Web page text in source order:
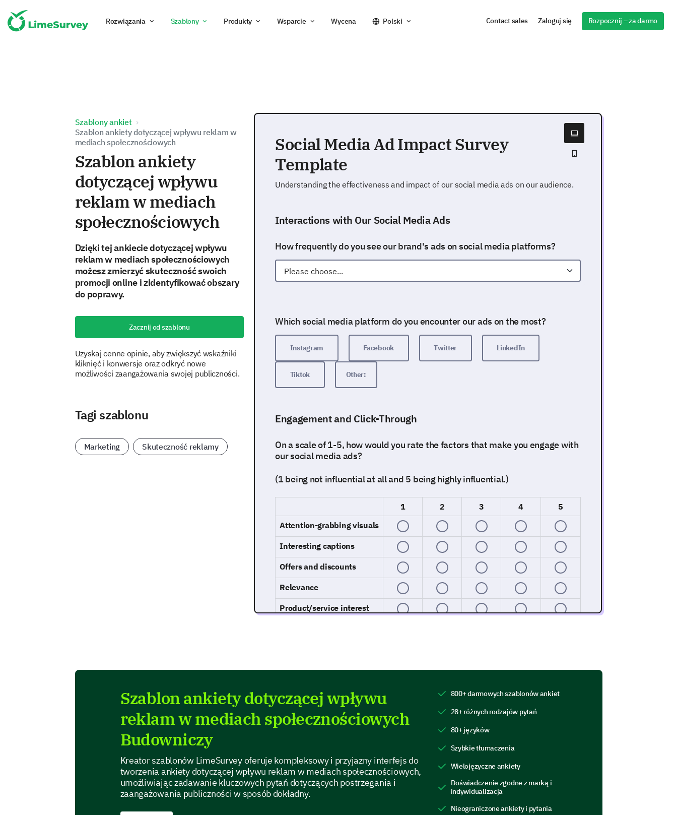
Rozwiązania Szablony Produkty Wsparcie Wycena Polski Contact sales Zaloguj się Rozpocznij – za darmo
Szablony ankiet
Szablon ankiety dotyczącej wpływu reklam w
mediach społecznościowych
Szablon ankiety
dotyczącej wpływu
reklam w mediach
społecznościowych
Dzięki tej ankiecie dotyczącej wpływu
reklam w mediach społecznościowych
możesz zmierzyć skuteczność swoich
promocji online i zidentyfikować obszary
do poprawy.
Zacznij od szablonu
Uzyskaj cenne opinie, aby zwiększyć wskaźniki
kliknięć i konwersje oraz odkryć nowe
możliwości zaangażowania swojej publiczności.
Tagi szablonu
Marketing Skuteczność reklamy
Social Media Ad Impact Survey
Template
Understanding the effectiveness and impact of our social media ads on our audience.
Interactions with Our Social Media Ads
How frequently do you see our brand's ads on social media platforms?
Which social media platform do you encounter our ads on the most?
Instagram Facebook Twitter LinkedIn
Tiktok Other:
Engagement and Click-Through
On a scale of 1-5, how would you rate the factors that make you engage with
our social media ads?
(1 being not influential at all and 5 being highly influential.)
1 2 3 4
5
Attention-grabbing visuals
Interesting captions
Offers and discounts
Relevance
Product/service interest
No
Conversion and Purchase Decisions
Have you made a purchase based on our social media advertisements?
Szablon ankiety dotyczącej wpływu
reklam w mediach społecznościowych
Budowniczy
Kreator szablonów LimeSurvey oferuje kompleksowy i przyjazny interfejs do
tworzenia ankiety dotyczącej wpływu reklam w mediach społecznościowych,
umożliwiając zadawanie kluczowych pytań dotyczących postrzegania i
zaangażowania publiczności w sposób dokładny.
800+ darmowych szablonów ankiet
28+ różnych rodzajów pytań
80+ języków
Szybkie tłumaczenia
Wielojęzyczne ankiety
Doświadczenie zgodne z marką i
indywidualizacja
Nieograniczone ankiety i pytania